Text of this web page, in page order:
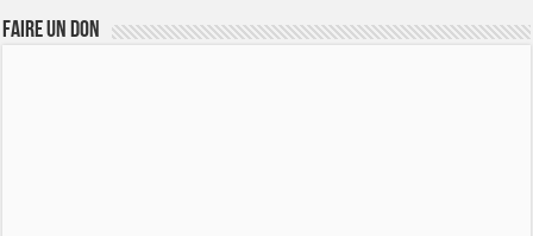
FAIRE UN DON